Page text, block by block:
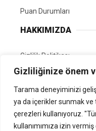
Gizliliğinize önem
Tarama deneyiminizi
ya da içerikler sunmak
çerezleri kullanıyoruz.
kullanımımıza izin
Puan Durumları
HAKKIMIZDA
Gizlilik Politikası
GÖNÜLLÜ
Tüm Hakları